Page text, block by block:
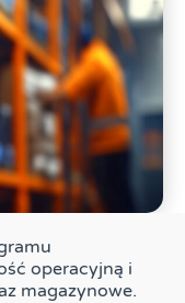
operacyjną i
magazynowe.